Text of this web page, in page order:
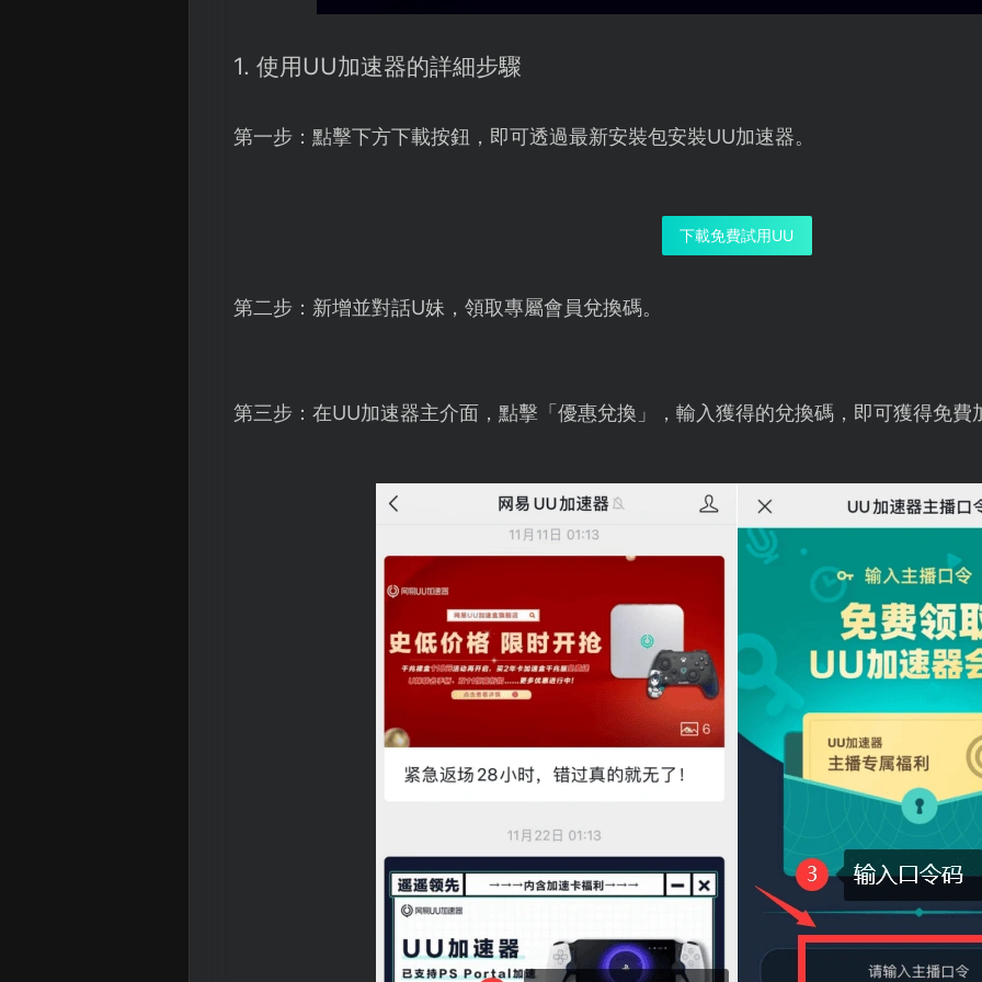
1. 使用UU加速器的詳細步驟
第一步：點擊下方下載按鈕，即可透過最新安裝包安裝UU加速器。
下載免費試用UU
第二步：新增並對話U妹，領取專屬會員兌換碼。
第三步：在UU加速器主介面，點擊「優惠兌換」，輸入獲得的兌換碼，即可獲得免費